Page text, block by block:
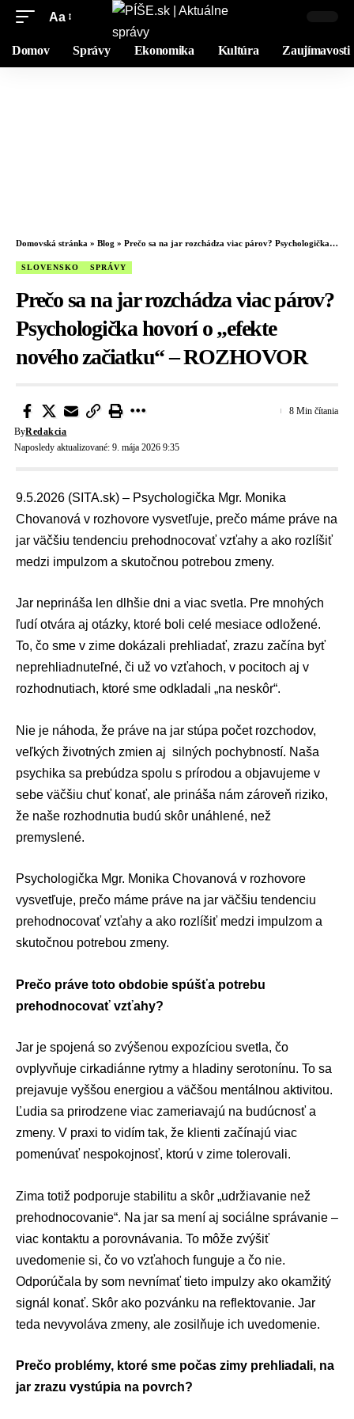
Aa
Domov Správy Ekonomika Kultúra Zaujímavosti
Domovská stránka » Blog » Prečo sa na jar rozchádza viac párov? Psychologička hovorí o „efekte nového začiatku“ – ROZHOVOR
SLOVENSKO SPRÁVY
Prečo sa na jar rozchádza viac párov?
Psychologička hovorí o „efekte
nového začiatku“ – ROZHOVOR
Naposledy aktualizované: 9. mája 2026 9:35
ByRedakcia
8 Min čítania
9.5.2026 (SITA.sk) – Psychologička Mgr. Monika
Chovanová v rozhovore vysvetľuje, prečo máme práve na
jar väčšiu tendenciu prehodnocovať vzťahy a ako rozlíšiť
medzi impulzom a skutočnou potrebou zmeny.
Jar neprináša len dlhšie dni a viac svetla. Pre mnohých
ľudí otvára aj otázky, ktoré boli celé mesiace odložené.
To, čo sme v zime dokázali prehliadať, zrazu začína byť
neprehliadnuteľné, či už vo vzťahoch, v pocitoch aj v
rozhodnutiach, ktoré sme odkladali „na neskôr“.
Nie je náhoda, že práve na jar stúpa počet rozchodov,
veľkých životných zmien aj silných pochybností. Naša
psychika sa prebúdza spolu s prírodou a objavujeme v
sebe väčšiu chuť konať, ale prináša nám zároveň riziko,
že naše rozhodnutia budú skôr unáhlené, než
premyslené.
Psychologička Mgr. Monika Chovanová v rozhovore
vysvetľuje, prečo máme práve na jar väčšiu tendenciu
prehodnocovať vzťahy a ako rozlíšiť medzi impulzom a
skutočnou potrebou zmeny.
Prečo práve toto obdobie spúšťa potrebu
prehodnocovať vzťahy?
Jar je spojená so zvýšenou expozíciou svetla, čo
ovplyvňuje cirkadiánne rytmy a hladiny serotonínu. To sa
prejavuje vyššou energiou a väčšou mentálnou aktivitou.
Ľudia sa prirodzene viac zameriavajú na budúcnosť a
zmeny. V praxi to vidím tak, že klienti začínajú viac
pomenúvať nespokojnosť, ktorú v zime tolerovali.
Zima totiž podporuje stabilitu a skôr „udržiavanie než
prehodnocovanie“. Na jar sa mení aj sociálne správanie –
viac kontaktu a porovnávania. To môže zvýšiť
uvedomenie si, čo vo vzťahoch funguje a čo nie.
Odporúčala by som nevnímať tieto impulzy ako okamžitý
signál konať. Skôr ako pozvánku na reflektovanie. Jar
teda nevyvoláva zmeny, ale zosilňuje ich uvedomenie.
Prečo problémy, ktoré sme počas zimy prehliadali, na
jar zrazu vystúpia na povrch?